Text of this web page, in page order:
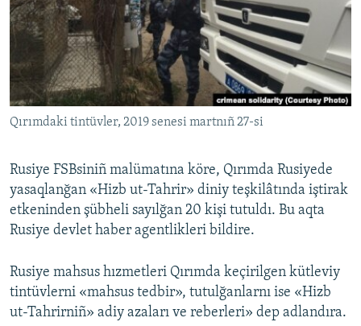
FİKİR
Русский
Українською
QOŞULIÑIZ!
RFE/RS bütün saytları
Qırımdaki tintüvler, 2019 senesi martnıñ 27-si
Rusiye FSBsiniñ malümatına köre, Qırımda Rusiyede
yasaqlanğan «Hizb ut-Tahrir» diniy teşkilâtında iştirak
etkeninden şübheli sayılğan 20 kişi tutuldı. Bu aqta
Rusiye devlet haber agentlikleri bildire.
Rusiye mahsus hızmetleri Qırımda keçirilgen kütleviy
tintüvlerni «mahsus tedbir», tutulğanlarnı ise «Hizb
ut-Tahrirniñ» adiy azaları ve reberleri» dep adlandıra.